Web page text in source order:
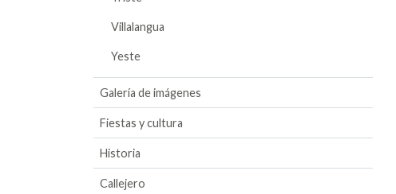
Villalangua
Yeste
Galería de imágenes
Fiestas y cultura
Historia
Callejero